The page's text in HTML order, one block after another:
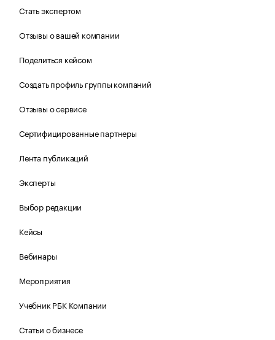
Стать экспертом
Отзывы о вашей компании
Поделиться кейсом
Создать профиль группы компаний
Отзывы о сервисе
Сертифицированные партнеры
Лента публикаций
Эксперты
Выбор редакции
Кейсы
Вебинары
Мероприятия
Учебник РБК Компании
Статьи о бизнесе